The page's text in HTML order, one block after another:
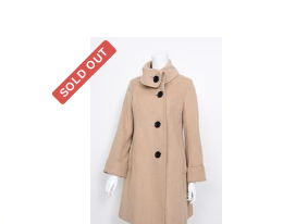
SOLD OUT